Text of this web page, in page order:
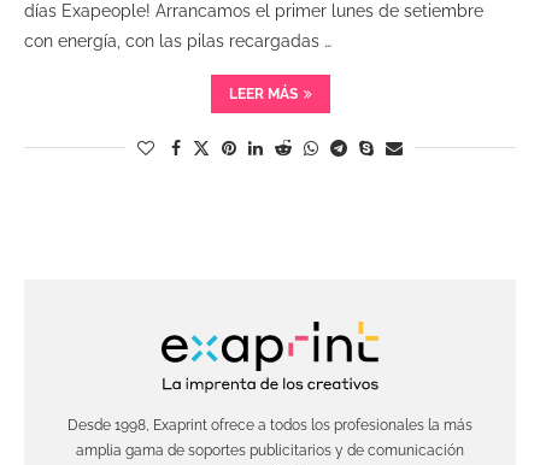
días Exapeople! Arrancamos el primer lunes de setiembre
con energía, con las pilas recargadas …
LEER MÁS
Desde 1998, Exaprint ofrece a todos los profesionales la más
amplia gama de soportes publicitarios y de comunicación